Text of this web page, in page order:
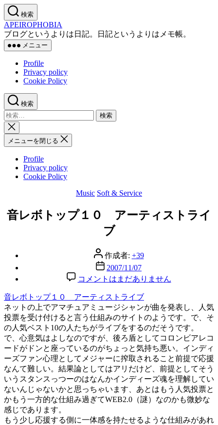
コ
ン
テ
ン
ツ
プ
検索
APEIROPHOBIA
ブログというよりは日記。日記というよりはメモ帳。
メニュー
Profile
Privacy policy
Cookie Policy
検索
検
索
対
象:
検
索
を
メニューを閉じる
Profile
Privacy policy
Cookie Policy
カ
ゴ
リ
ー
Music Soft & Service
音レボトップ１０ アーティストライ
ブ
投
稿
者
作成者: +39
投
稿
2007/11/07
音
ボ
ト
ッ
プ
１
０
ア
ー
テ
ィ
ス
ラ
コメントはまだありません
音レボトップ１０ アーティストライブ
ネットの上でアマチュアミュージシャンが曲を発表し、人気
投票を受け付けると言う仕組みのサイトのようです。で、そ
の人気ベスト10の人たちがライブをするのだそうです。
で、心意気はよしなのですが、後ろ盾としてコロンビアレコ
ードがドンと座っているのがちょっと気持ち悪い。インディ
ーズファン心理としてメジャーに搾取されること前提で応援
なんて難しい。結果論としてはアリだけど、前提としてそう
いうスタンスっつーのはなんかインディーズ魂を理解してい
ないんじゃないかと思っちゃいます、あとはもう人気投票と
かもう一方的な仕組み過ぎてWEB2.0（謎）なのかも微妙な
感じであります。
もう少し応援する側に一体感を持たせるような仕組みがあれ